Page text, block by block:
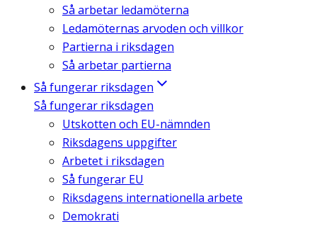
Så arbetar ledamöterna
Ledamöternas arvoden och villkor
Partierna i riksdagen
Så arbetar partierna
Så fungerar riksdagen
Så fungerar riksdagen
Utskotten och EU-nämnden
Riksdagens uppgifter
Arbetet i riksdagen
Så fungerar EU
Riksdagens internationella arbete
Demokrati